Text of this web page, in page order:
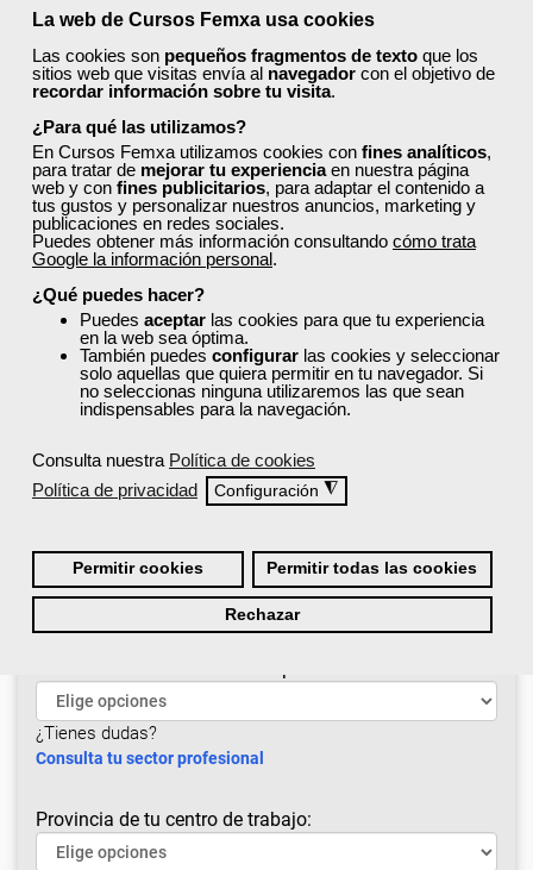
La web de Cursos Femxa usa cookies
Las cookies son pequeños fragmentos de texto que los
sitios web que visitas envía al navegador con el objetivo de
recordar información sobre tu visita.
¿Para qué las utilizamos?
En Cursos Femxa utilizamos cookies con fines analíticos,
para tratar de mejorar tu experienciaen nuestra página
web y con fines publicitarios, para adaptar el contenido a
tus gustos y personalizar nuestros anuncios, marketing y
publicaciones en redes sociales.
Puedes obtener más información consultando cómo trata
Google la información personal.
¿Qué puedes hacer?
Puedes aceptar las cookies para que tu experiencia
en la web sea óptima.
También puedes configurar las cookies y seleccionar
solo aquellas que quiera permitir en tu navegador. Si
no seleccionas ninguna utilizaremos las que sean
indispensables para la navegación.
Consulta nuestra Política de cookies
Política de privacidad
Configuración ◮
Permitir cookies Permitir todas las cookies
Rechazar
¡Exprime al máximo Cursos Femxa!
¿No encuentras el curso que estás
buscando?
Consulta a continuación nuestra
lista de cursos
recomendados
que te ayudará a impulsar tu carrera profesional
o mejorar tu desarrollo personal.
Cursos recomendados para el sector limpieza
¿Cuál es tu situación laboral?
¿Tienes dudas?
Consulta tu sector profesional
Provincia de tu centro de trabajo: